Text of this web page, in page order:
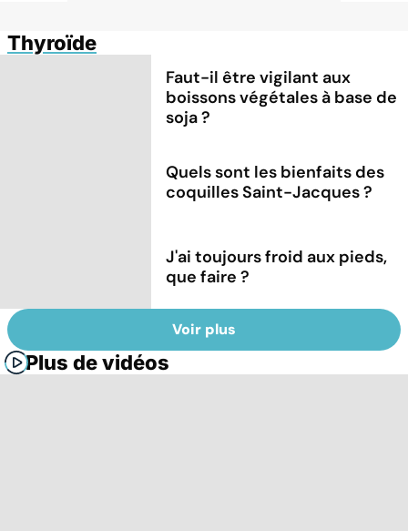
Thyroïde
Faut-il être vigilant aux
boissons végétales à base de
soja ?
Quels sont les bienfaits des
coquilles Saint-Jacques ?
J'ai toujours froid aux pieds,
que faire ?
Voir plus
Plus de vidéos